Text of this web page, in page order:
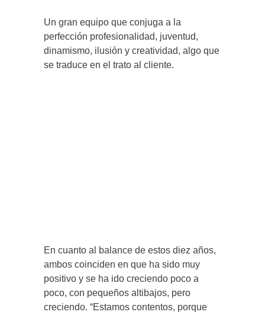
Un gran equipo que conjuga a la
perfección profesionalidad, juventud,
dinamismo, ilusión y creatividad, algo que
se traduce en el trato al cliente.
En cuanto al balance de estos diez años,
ambos coinciden en que ha sido muy
positivo y se ha ido creciendo poco a
poco, con pequeños altibajos, pero
creciendo. “Estamos contentos, porque